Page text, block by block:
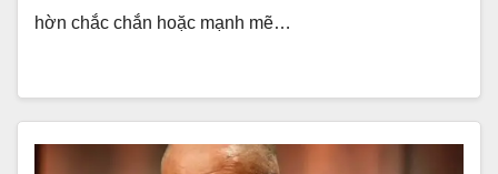
hờn chắc chắn hoặc mạnh mẽ…